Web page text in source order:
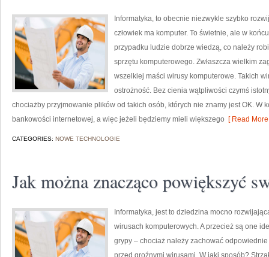
Informatyka, to obecnie niezwykle szybko
człowiek ma komputer. To świetnie, ale w
przypadku ludzie dobrze wiedzą, co należy
sprzętu komputerowego. Zwłaszcza wielkim
wszelkiej maści wirusy komputerowe. Takich
ostrożność. Bez cienia wątpliwości czymś
chociażby przyjmowanie plików od takich osób, których nie znamy jest OK. W
bankowości internetowej, a więc jeżeli będziemy mieli większego [ Read
CATEGORIES: NOWE TECHNOLOGIE
Jak można znacząco powiększyć
Informatyka, jest to dziedzina mocno
wirusach komputerowych. A przecież są one
grypy – chociaż należy zachować
przed groźnymi wirusami. W jaki sposób?